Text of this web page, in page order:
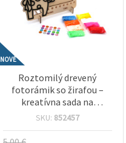
NOVÉ
Roztomilý drevený
fotorámik so žirafou –
kreatívna sada na
tvorenie pre deti so
modelovacou hmotou a
SKU: 852457